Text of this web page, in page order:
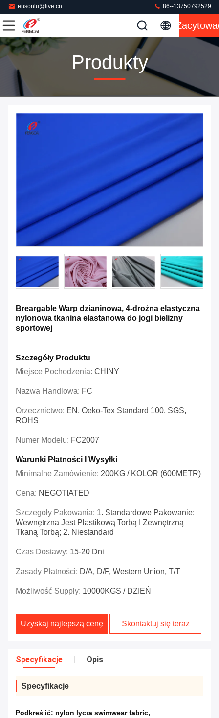
ensonlu@live.cn 86--13750792529
Produkty
Breargable Warp dzianinowa, 4-drożna elastyczna
nylonowa tkanina elastanowa do jogi bielizny
sportowej
Szczegóły Produktu
Miejsce Pochodzenia: CHINY
Nazwa Handlowa: FC
Orzecznictwo: EN, Oeko-Tex Standard 100, SGS,
ROHS
Numer Modelu: FC2007
Warunki Płatności I Wysyłki
Minimalne Zamówienie: 200KG / KOLOR (600METR)
Cena: NEGOTIATED
Szczegóły Pakowania: 1. Standardowe Pakowanie:
Wewnętrzna Jest Plastikową Torbą I Zewnętrzną
Tkaną Torbą; 2. Niestandard
Czas Dostawy: 15-20 Dni
Zasady Płatności: D/A, D/P, Western Union, T/T
Możliwość Supply: 10000KGS / DZIEŃ
Uzyskaj najlepszą cenę Skontaktuj się teraz
Specyfikacje Opis
Specyfikacje
Podkreślić: nylon lycra swimwear fabric,